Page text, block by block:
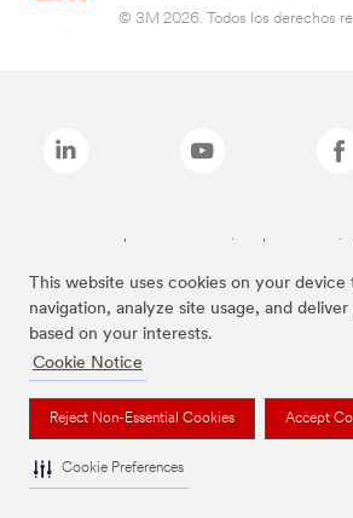
This website uses cookies on your device
navigation, analyze site usage, and
based on your interests.
Cookie Notice
Reject Non-Essential Cookies Accept
Cookie Preferences
© 3M 2026. Todos los derechos
Las marcas mencionadas son